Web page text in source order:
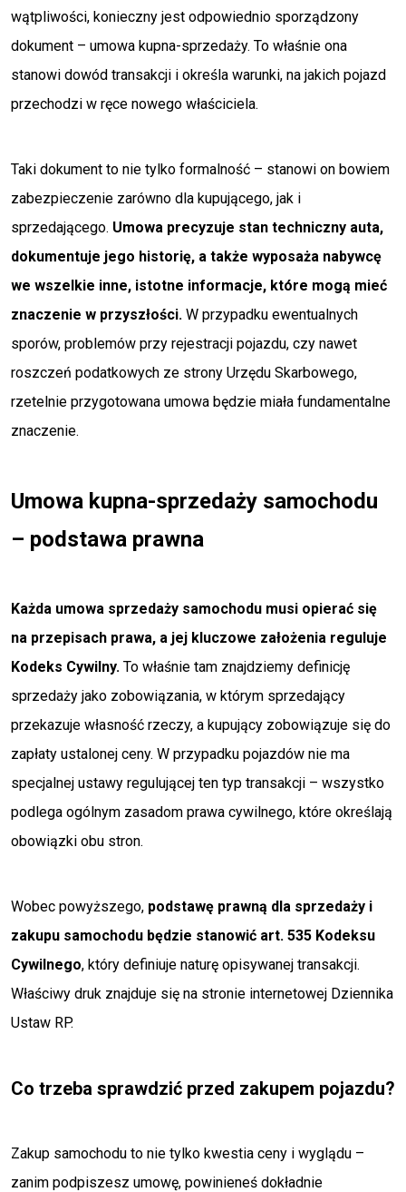
wątpliwości, konieczny jest odpowiednio sporządzony
dokument – umowa kupna-sprzedaży. To właśnie ona
stanowi dowód transakcji i określa warunki, na jakich pojazd
przechodzi w ręce nowego właściciela.
Taki dokument to nie tylko formalność – stanowi on bowiem
zabezpieczenie zarówno dla kupującego, jak i
sprzedającego. Umowa precyzuje stan techniczny auta,
dokumentuje jego historię, a także wyposaża nabywcę
we wszelkie inne, istotne informacje, które mogą mieć
znaczenie w przyszłości. W przypadku ewentualnych
sporów, problemów przy rejestracji pojazdu, czy nawet
roszczeń podatkowych ze strony Urzędu Skarbowego,
rzetelnie przygotowana umowa będzie miała fundamentalne
znaczenie.
Umowa kupna-sprzedaży samochodu
– podstawa prawna
Każda umowa sprzedaży samochodu musi opierać się
na przepisach prawa, a jej kluczowe założenia reguluje
Kodeks Cywilny. To właśnie tam znajdziemy definicję
sprzedaży jako zobowiązania, w którym sprzedający
przekazuje własność rzeczy, a kupujący zobowiązuje się do
zapłaty ustalonej ceny. W przypadku pojazdów nie ma
specjalnej ustawy regulującej ten typ transakcji – wszystko
podlega ogólnym zasadom prawa cywilnego, które określają
obowiązki obu stron.
Wobec powyższego, podstawę prawną dla sprzedaży i
zakupu samochodu będzie stanowić art. 535 Kodeksu
Cywilnego, który definiuje naturę opisywanej transakcji.
Właściwy druk znajduje się na stronie internetowej Dziennika
Ustaw RP.
Co trzeba sprawdzić przed zakupem pojazdu?
Zakup samochodu to nie tylko kwestia ceny i wyglądu –
zanim podpiszesz umowę, powinieneś dokładnie